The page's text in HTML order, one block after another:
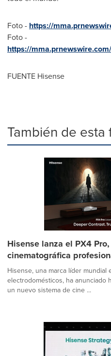
Foto - https://
Foto -
https://
FUENTE Hisense
También de esta
Hisense lanza el PX4
cinematográfica
Hisense, una marca líder
electrodomésticos, ha anunciado
un nuevo sistema de cine ...